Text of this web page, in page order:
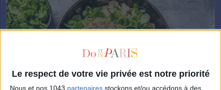
Le respect de votre vie privée est notre priorité
Nous et nos 1043 partenaires stockons et/ou accédons à des